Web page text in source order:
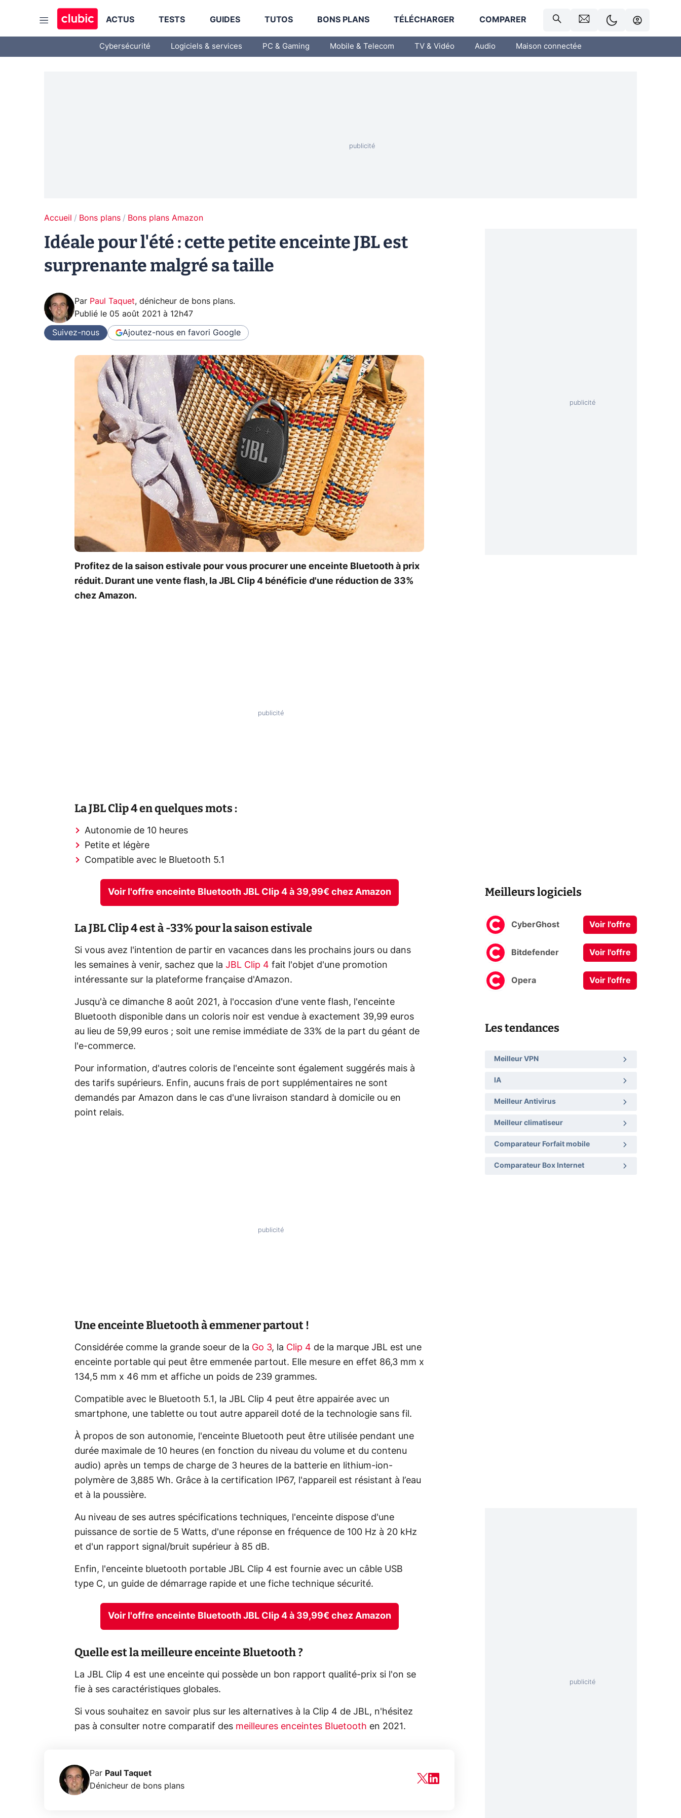
ACTUS TESTS GUIDES TUTOS BONS PLANS TÉLÉCHARGER COMPARER
Cybersécurité Logiciels & services PC & Gaming Mobile & Telecom TV & Vidéo Audio Maison connectée
Accueil Bons plans Bons plans Amazon
Idéale pour l'été : cette petite enceinte JBL est
surprenante malgré sa taille
Par Paul Taquet, dénicheur de bons plans.
Publié le 05 août 2021 à 12h47
Suivez-nous Ajoutez-nous en favori Google
Profitez de la saison estivale pour vous procurer une enceinte Bluetooth à prix
réduit. Durant une vente flash, la JBL Clip 4 bénéficie d'une réduction de 33%
chez Amazon.
La JBL Clip 4 en quelques mots :
Autonomie de 10 heures
Petite et légère
Compatible avec le Bluetooth 5.1
Voir l'offre enceinte Bluetooth JBL Clip 4 à 39,99€ chez Amazon
La JBL Clip 4 est à -33% pour la saison estivale
Si vous avez l'intention de partir en vacances dans les prochains jours ou dans
les semaines à venir, sachez que la JBL Clip 4 fait l'objet d'une promotion
intéressante sur la plateforme française d'Amazon.
Jusqu'à ce dimanche 8 août 2021, à l'occasion d'une vente flash, l'enceinte
Bluetooth disponible dans un coloris noir est vendue à exactement 39,99 euros
au lieu de 59,99 euros ; soit une remise immédiate de 33% de la part du géant de
l'e-commerce.
Pour information, d'autres coloris de l'enceinte sont également suggérés mais à
des tarifs supérieurs. Enfin, aucuns frais de port supplémentaires ne sont
demandés par Amazon dans le cas d'une livraison standard à domicile ou en
point relais.
Une enceinte Bluetooth à emmener partout !
Considérée comme la grande soeur de la Go 3, la Clip 4 de la marque JBL est une
enceinte portable qui peut être emmenée partout. Elle mesure en effet 86,3 mm x
134,5 mm x 46 mm et affiche un poids de 239 grammes.
Compatible avec le Bluetooth 5.1, la JBL Clip 4 peut être appairée avec un
smartphone, une tablette ou tout autre appareil doté de la technologie sans fil.
À propos de son autonomie, l'enceinte Bluetooth peut être utilisée pendant une
durée maximale de 10 heures (en fonction du niveau du volume et du contenu
audio) après un temps de charge de 3 heures de la batterie en lithium-ion-
polymère de 3,885 Wh. Grâce à la certification IP67, l'appareil est résistant à l’eau
et à la poussière.
Au niveau de ses autres spécifications techniques, l'enceinte dispose d'une
puissance de sortie de 5 Watts, d'une réponse en fréquence de 100 Hz à 20 kHz
et d'un rapport signal/bruit supérieur à 85 dB.
Enfin, l'enceinte bluetooth portable JBL Clip 4 est fournie avec un câble USB
type C, un guide de démarrage rapide et une fiche technique sécurité.
Voir l'offre enceinte Bluetooth JBL Clip 4 à 39,99€ chez Amazon
Quelle est la meilleure enceinte Bluetooth ?
La JBL Clip 4 est une enceinte qui possède un bon rapport qualité-prix si l'on se
fie à ses caractéristiques globales.
Si vous souhaitez en savoir plus sur les alternatives à la Clip 4 de JBL, n'hésitez
pas à consulter notre comparatif des meilleures enceintes Bluetooth en 2021.
Par Paul Taquet
Dénicheur de bons plans
Meilleurs logiciels
CyberGhost Voir l'offre
Bitdefender Voir l'offre
Opera Voir l'offre
Les tendances
Meilleur VPN
IA
Meilleur Antivirus
Meilleur climatiseur
Comparateur Forfait mobile
Comparateur Box Internet